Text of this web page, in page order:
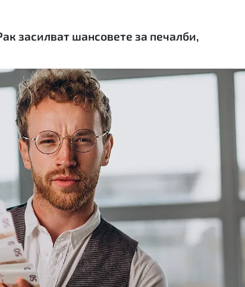
МОЯТ ГРАД
ДА!НА
ДА! НА
ПРАВОСЪДИЕ
КРИМИ
ОБЯВИ
засилват шансовете за печалби,